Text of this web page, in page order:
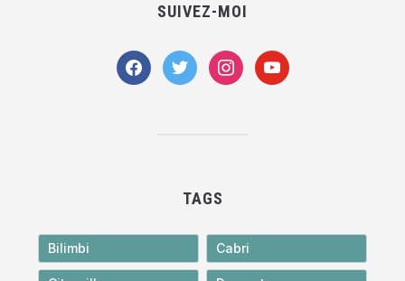
SUIVEZ-MOI
facebooktwitter instagramyoutube
TAGS
Bilimbi Cabri